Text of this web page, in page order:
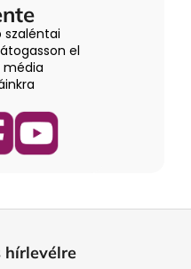
szaléntai
el
média
hírlevélre